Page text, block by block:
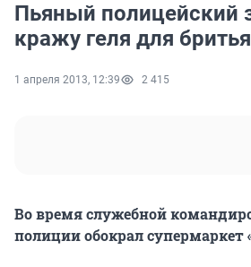
Пьяный полицейский
кражу геля для бритья
1 апреля 2013, 12:39 2 415
Во время служебной
полиции обокрал супермаркет